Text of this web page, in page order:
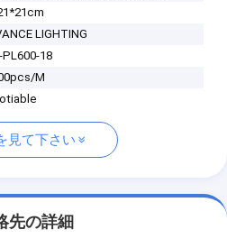
LIGHTING
PL600-18
M
見て下さい
先の詳細